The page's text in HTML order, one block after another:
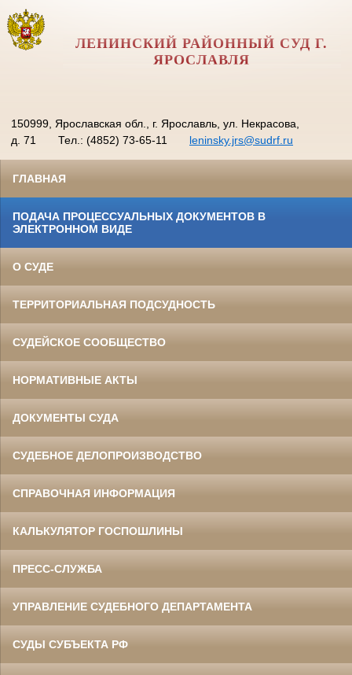
ЛЕНИНСКИЙ РАЙОННЫЙ СУД Г.
ЯРОСЛАВЛЯ
150999, Ярославская обл., г. Ярославль, ул. Некрасова,
д. 71
Тел.: (4852) 73-65-11 leninsky.jrs@sudrf.ru
ГЛАВНАЯ
ПОДАЧА ПРОЦЕССУАЛЬНЫХ ДОКУМЕНТОВ В
ЭЛЕКТРОННОМ ВИДЕ
О СУДЕ
ТЕРРИТОРИАЛЬНАЯ ПОДСУДНОСТЬ
СУДЕЙСКОЕ СООБЩЕСТВО
НОРМАТИВНЫЕ АКТЫ
ДОКУМЕНТЫ СУДА
СУДЕБНОЕ ДЕЛОПРОИЗВОДСТВО
СПРАВОЧНАЯ ИНФОРМАЦИЯ
КАЛЬКУЛЯТОР ГОСПОШЛИНЫ
ПРЕСС-СЛУЖБА
УПРАВЛЕНИЕ СУДЕБНОГО ДЕПАРТАМЕНТА
СУДЫ СУБЪЕКТА РФ